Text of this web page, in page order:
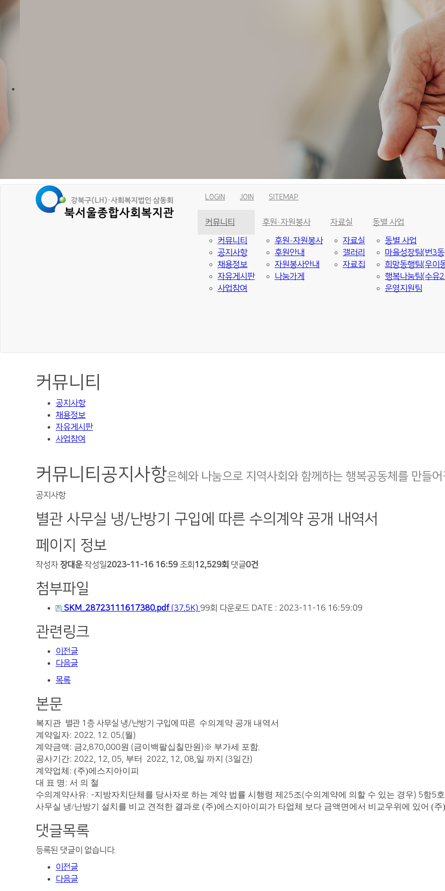
LOGIN JOIN SITEMAP
커뮤니티
커뮤니티
공지사항
채용정보
자유게시판
사업참여
후원·자원봉사
후원·자원봉사
후원안내
자원봉사안내
나눔가게
자료실
자료실
갤러리
자료집
동별 사업
동별 사업
마을성장팀(번3
희망동행팀(우이
행복나눔팀(수유
운영지원팀
커뮤니티
공지사항
채용정보
자유게시판
사업참여
커뮤니티 공지사항은혜와 나눔으로 지역사회와 함께하는 행복공동체를 만들
공지사항
별관 사무실 냉/난방기 구입에 따른 수의계약 공개 내역서
페이지 정보
작성자 장대운 작성일2023-11-16 16:59 조회 12,529회 댓글0건
첨부파일
SKM_28723111617380.pdf (37.5K) 99회 다운로드 DATE : 2023-11-16 16:59:09
관련링크
이전글
다음글
목록
본문
복지관 별관 1층 사무실 냉/난방기 구입에 따른 수의계약 공개 내역서
계약일자: 2022. 12. 05.(월)
계약금액: 금2,870,000원 (금이백팔십칠만원 )※ 부가세 포함.
공사기간: 2022, 12, 05, 부터 2022, 12, 08,일 까지 (3일간)
계약업체 : (주)에스지아이피
대 표 명: 서 의 철
수의계약사유: -지방자치단체를 당사자로 하는 계약 법률 시행령 제 25조(수의계약에 의할 수 있는 경우) 5항5
사무실 냉/난방기 설치를 비교 견적한 결과로 (주)에스지아이피가 타업체 보다 금액면에서 비교우위에 있어 (주
댓글목록
등록된 댓글이 없습니다.
이전글
다음글